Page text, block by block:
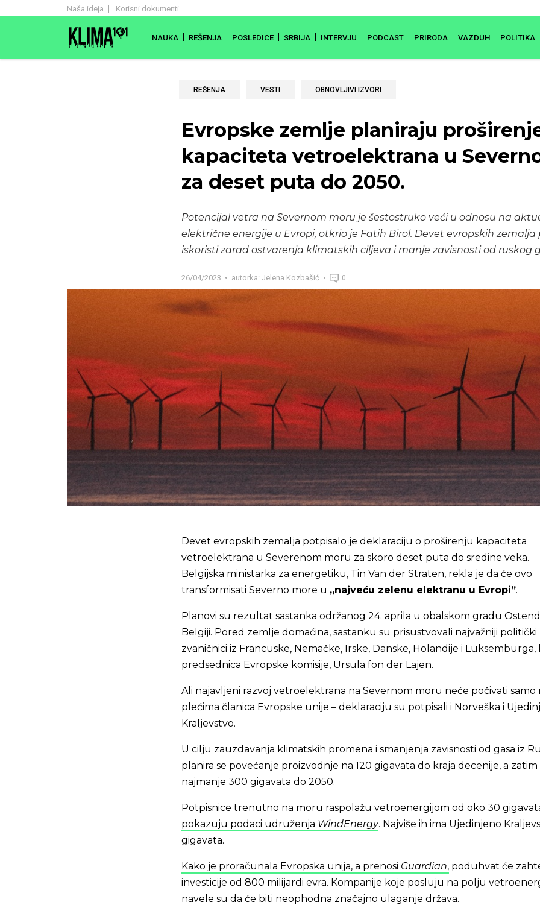
Naša ideja Korisni dokumenti
NAUKA REŠENJA POSLEDICE SRBIJA INTERVJU PODCAST PRIRODA VAZDUH POLITIKA
REŠENJA VESTI OBNOVLJIVI IZVORI
Evropske zemlje planiraju
kapaciteta vetroelektrana u
za deset puta do 2050.
Potencijal vetra na Severnom moru je šestostruko veći u odnosu na
električne energije u Evropi, otkrio je Fatih Birol. Devet evropskih
iskoristi zarad ostvarenja klimatskih ciljeva i manje zavisnosti od ruskog
26/04/2023 autorka: Jelena Kozbašić 0
Devet evropskih zemalja potpisalo je deklaraciju o proširenju kapaciteta
vetroelektrana u Severenom moru za skoro deset puta do sredine veka.
Belgijska ministarka za energetiku, Tin Van der Straten, rekla je da će ovo
transformisati Severno more u „najveću zelenu elektranu u Evropi”.
Planovi su rezultat sastanka održanog 24. aprila u obalskom gradu
Belgiji. Pored zemlje domaćina, sastanku su prisustvovali najvažniji politički
zvaničnici iz Francuske, Nemačke, Irske, Danske, Holandije i Luksemburga,
predsednica Evropske komisije, Ursula fon der Lajen.
Ali najavljeni razvoj vetroelektrana na Severnom moru neće počivati samo
plećima članica Evropske unije – deklaraciju su potpisali i Norveška i
Kraljevstvo.
U cilju zauzdavanja klimatskih promena i smanjenja zavisnosti od gasa iz
planira se povećanje proizvodnje na 120 gigavata do kraja decenije, a zatim
najmanje 300 gigavata do 2050.
Potpisnice trenutno na moru raspolažu vetroenergijom od oko 30
pokazuju podaci udruženja WindEnergy. Najviše ih ima Ujedinjeno
gigavata.
Kako je proračunala Evropska unija, a prenosi Guardian, poduhvat će
investicije od 800 milijardi evra. Kompanije koje posluju na polju
navele su da će biti neophodna značajno ulaganje država.